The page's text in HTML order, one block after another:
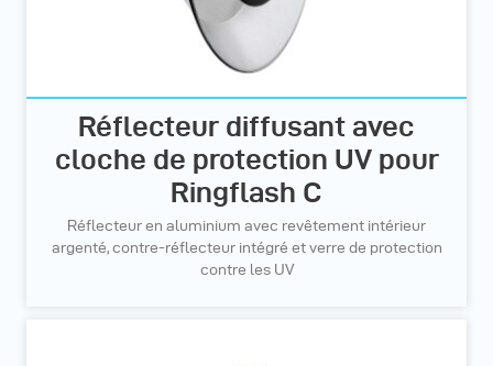
Réflecteur diffusant avec
cloche de protection UV pour
Ringflash C
Réflecteur en aluminium avec revêtement intérieur
argenté, contre-réflecteur intégré et verre de protection
contre les UV